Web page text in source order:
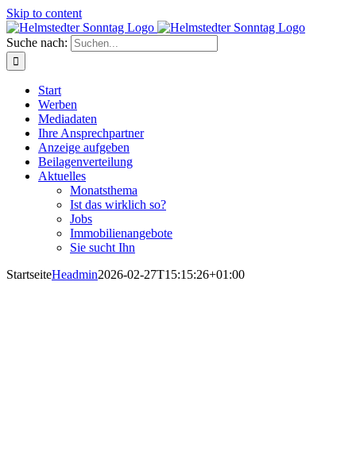
Skip to content
Suche nach:
Start
Werben
Mediadaten
Ihre Ansprechpartner
Anzeige aufgeben
Beilagenverteilung
Aktuelles
Monatsthema
Ist das wirklich so?
Jobs
Immobilienangebote
Sie sucht Ihn
StartseiteHeadmin2026-02-27T15:15:26+01:00